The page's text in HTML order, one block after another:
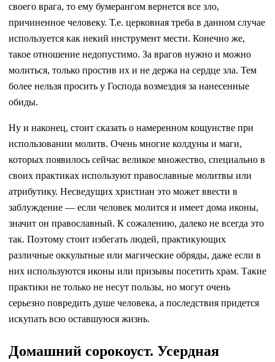
своего врага, то ему бумерангом вернется все зло,
причиненное человеку. Т.е. церковная треба в данном случае
используется как некий инструмент мести. Конечно же,
такое отношение недопустимо. За врагов нужно и можно
молиться, только простив их и не держа на сердце зла. Тем
более нельзя просить у Господа возмездия за нанесенные
обиды.
Ну и наконец, стоит сказать о намеренном кощунстве при
использовании молитв. Очень многие колдуны и маги,
которых появилось сейчас великое множество, специально в
своих практиках используют православные молитвы или
атрибутику. Несведущих христиан это может ввести в
заблуждение — если человек молится и имеет дома иконы,
значит он православный. К сожалению, далеко не всегда это
так. Поэтому стоит избегать людей, практикующих
различные оккультные или магические обряды, даже если в
них используются иконы или призывы посетить храм. Такие
практики не только не несут пользы, но могут очень
серьезно повредить душе человека, а последствия придется
искупать всю оставшуюся жизнь.
Домашний сорокоуст. Усердная